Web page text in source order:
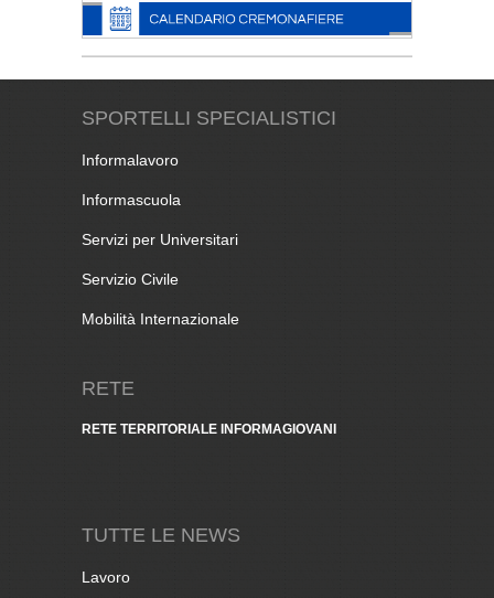
SPORTELLI SPECIALISTICI
Informalavoro
Informascuola
Servizi per Universitari
Servizio Civile
Mobilità Internazionale
RETE
RETE TERRITORIALE INFORMAGIOVANI
TUTTE LE NEWS
Lavoro